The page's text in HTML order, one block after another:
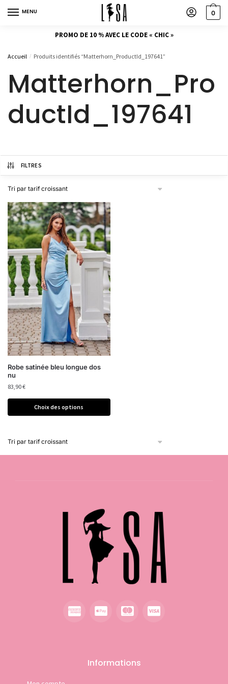
MENU 0
PROMO DE 10 % AVEC LE CODE « CHIC »
Accueil / Produits identifiés “Matterhorn_ProductId_197641”
Matterhorn_Pro
ductId_197641
FILTRES
Robe satinée bleu longue dos
nu
83,90€
Choix des options
Informations